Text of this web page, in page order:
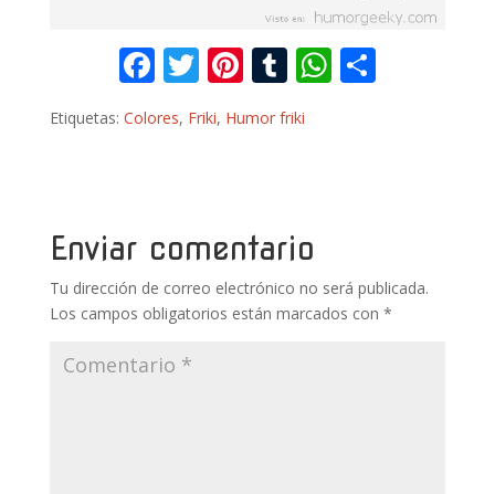
F
ac
e
o
k
T
w
itt
Pi
er
T
u
m
W
p r
Etiquetas: Colores, Friki, Humor friki
Enviar comentario
Tu dirección de correo electrónico no será publicada.
Los campos obligatorios están marcados con *